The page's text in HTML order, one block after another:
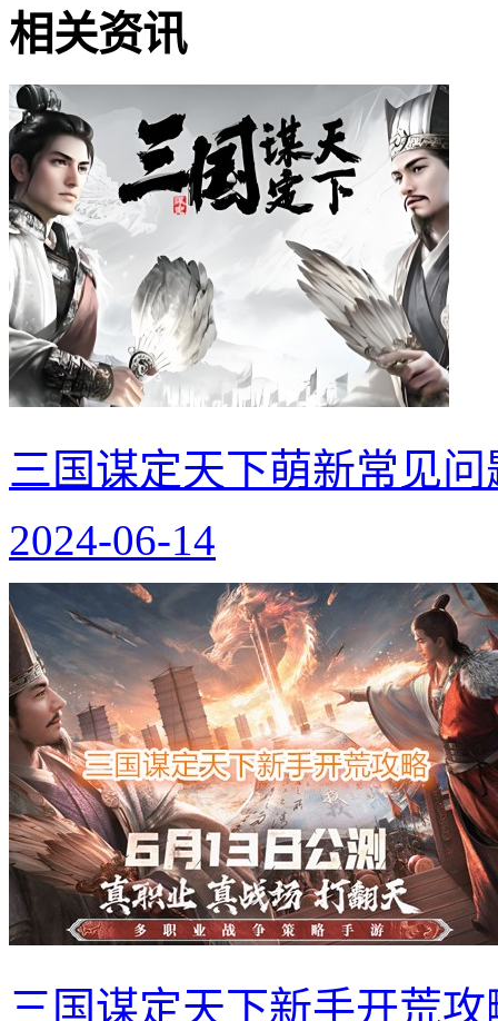
相关资讯
三国谋定天下萌新常见
2024-06-14
三国谋定天下新手开荒